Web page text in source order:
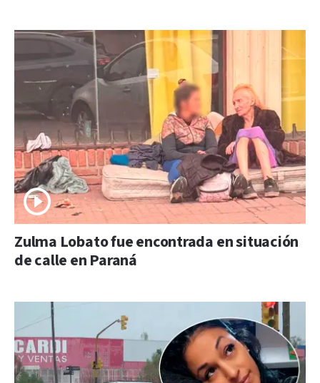
Zulma Lobato fue encontrada en situación
de calle en Paraná